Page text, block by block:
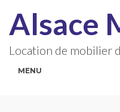
Alsace
Location de mobilier
MENU